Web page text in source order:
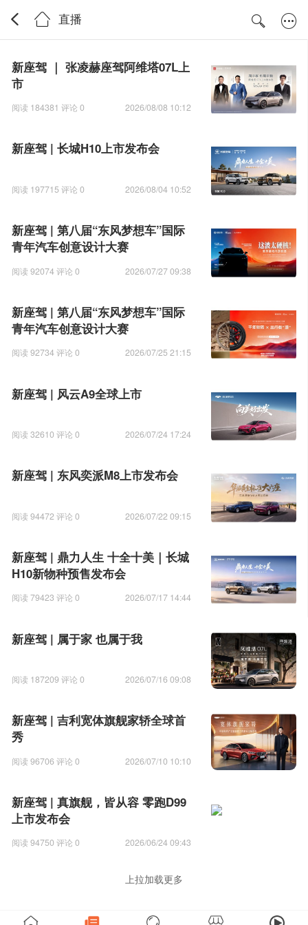
直播
新座驾 ｜ 张凌赫座驾阿维塔07L上
市
阅读 184381 评论 0 2026/08/08 10:12
新座驾 | 长城H10上市发布会
阅读 197715 评论 0 2026/08/04 10:52
新座驾 | 第八届“东风梦想车”国际
青年汽车创意设计大赛
阅读 92074 评论 0 2026/07/27 09:38
新座驾 | 第八届“东风梦想车”国际
青年汽车创意设计大赛
阅读 92734 评论 0 2026/07/25 21:15
新座驾 | 风云A9全球上市
阅读 32610 评论 0 2026/07/24 17:24
新座驾 | 东风奕派M8上市发布会
阅读 94472 评论 0 2026/07/22 09:15
新座驾 | 鼎力人生 十全十美｜长城
H10新物种预售发布会
阅读 79423 评论 0 2026/07/17 14:44
新座驾 | 属于家 也属于我
阅读 187209 评论 0 2026/07/16 09:08
新座驾 | 吉利宽体旗舰家轿全球首
秀
阅读 96706 评论 0 2026/07/10 10:10
新座驾 | 真旗舰，皆从容 零跑D99
上市发布会
阅读 94750 评论 0 2026/06/24 09:43
上拉加载更多